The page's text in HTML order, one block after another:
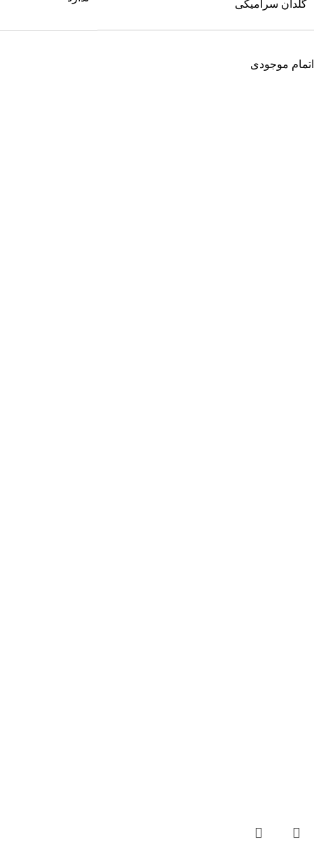
گلدان سرامیکی
اتمام موجودی